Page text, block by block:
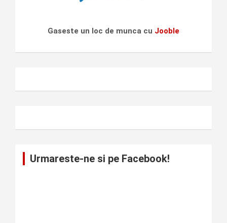
Gaseste un loc de munca cu Jooble
Urmareste-ne si pe Facebook!